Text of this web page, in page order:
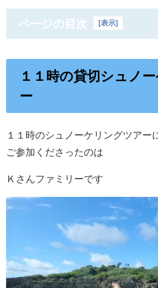
ページの目次 [表示]
１１時の貸切シュノ
ー
１１時のシュノーケリングツアー
ご参加くださったのは
Ｋさんファミリーです